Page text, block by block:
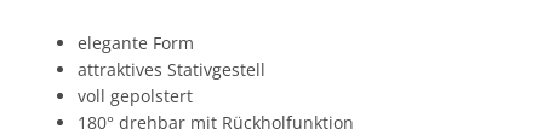
elegante Form
attraktives Stativgestell
voll gepolstert
180° drehbar mit Rückholfunktion